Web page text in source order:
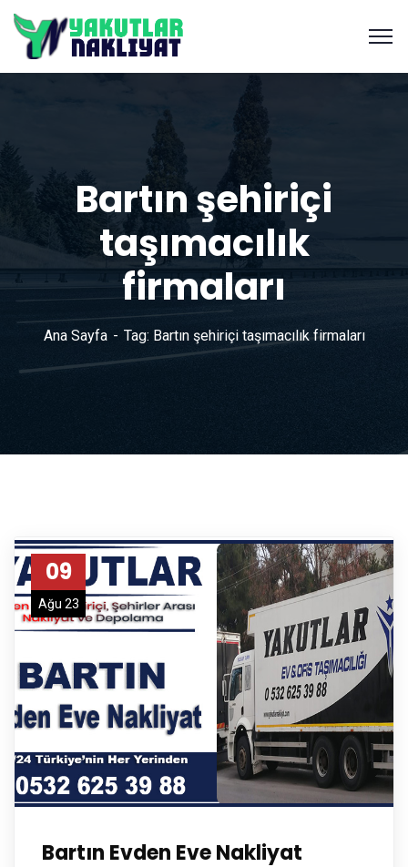
Bartın şehiriçi
taşımacılık
firmaları
Ana Sayfa Tag: Bartın şehiriçi taşımacılık firmaları
09
Ağu 23
Bartın Evden Eve Nakliyat